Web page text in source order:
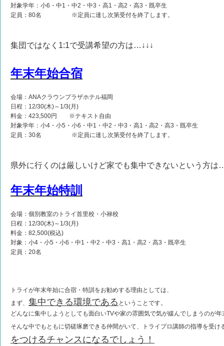
対象学年：小6・中1・中2・中3・高1・高2・高3・既卒生
定員：80名 ※定員に達し次第受付を終了します。
集団ではなく1:1で受講希望の方は…↓↓↓
年末年始合宿
会場：ANAクラウンプラザホテル福岡
日程：12/30(木)～1/3(月)
料金：423,500円 ※テキスト自由
対象学年：小4・小5・小6・中1・中2・中3・高1・高2・高3・既卒生
定員：30名 ※定員に達し次第受付を終了します。
県外に行くのは厳しいけど家でも集中できないという方は
年末年始特訓
会場：個別教室のトライ首里校・小禄校
日程：12/30(木)～1/3(月)
料金：82,500(税込)
対象：小4・小5・小6・中1・中2・中3・高1・高2・高3・既卒生
定員：20名
トライが年末年始に合宿・特訓をお勧めする理由としては、
まず、 集中できる環境である ということです。
どんなに集中しようとしても面白いTVや家の雰囲気で気が緩んでしまうのが年
そんな中でもともに切磋琢磨できる仲間がいて、トライプロ講師の指導を受け
をつけるチャンスになるでしょう！